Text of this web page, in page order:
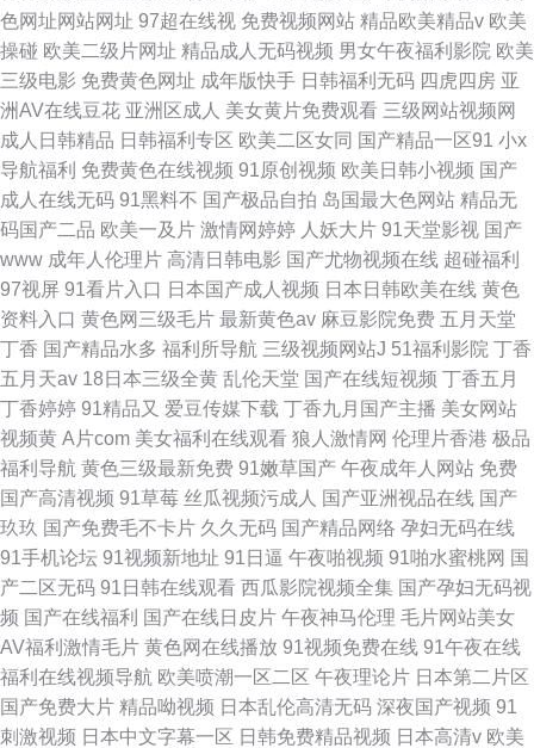
色网址网站网址 97超在线视 免费视频网站 精品欧美精品v 欧美
操碰 欧美二级片网址 精品成人无码视频 男女午夜福利影院 欧美
三级电影 免费黄色网址 成年版快手 日韩福利无码 四虎四房 亚
洲AV在线豆花 亚洲区成人 美女黄片免费观看 三级网站视频网
成人日韩精品 日韩福利专区 欧美二区女同 国产精品一区91 小x
导航福利 免费黄色在线视频 91原创视频 欧美日韩小视频 国产
成人在线无码 91黑料不 国产极品自拍 岛国最大色网站 精品无
码国产二品 欧美一及片 激情网婷婷 人妖大片 91天堂影视 国产
www 成年人伦理片 高清日韩电影 国产尤物视频在线 超碰福利
97视屏 91看片入口 日本国产成人视频 日本日韩欧美在线 黄色
资料入口 黄色网三级毛片 最新黄色av 麻豆影院免费 五月天堂
丁香 国产精品水多 福利所导航 三级视频网站J 51福利影院 丁香
五月天av 18日本三级全黄 乱伦天堂 国产在线短视频 丁香五月
丁香婷婷 91精品又 爱豆传媒下载 丁香九月国产主播 美女网站
视频黄 A片com 美女福利在线观看 狼人激情网 伦理片香港 极品
福利导航 黄色三级最新免费 91嫩草国产 午夜成年人网站 免费
国产高清视频 91草莓 丝瓜视频污成人 国产亚洲视品在线 国产
玖玖 国产免费毛不卡片 久久无码 国产精品网络 孕妇无码在线
91手机论坛 91视频新地址 91日逼 午夜啪视频 91啪水蜜桃网 国
产二区无码 91日韩在线观看 西瓜影院视频全集 国产孕妇无码视
频 国产在线福利 国产在线日皮片 午夜神马伦理 毛片网站美女
AV福利激情毛片 黄色网在线播放 91视频免费在线 91午夜在线
福利在线视频导航 欧美喷潮一区二区 午夜理论片 日本第二片区
国产免费大片 精品呦视频 日本乱伦高清无码 深夜国产视频 91
刺激视频 日本中文字幕一区 日韩免费精品视频 日本高清v 欧美